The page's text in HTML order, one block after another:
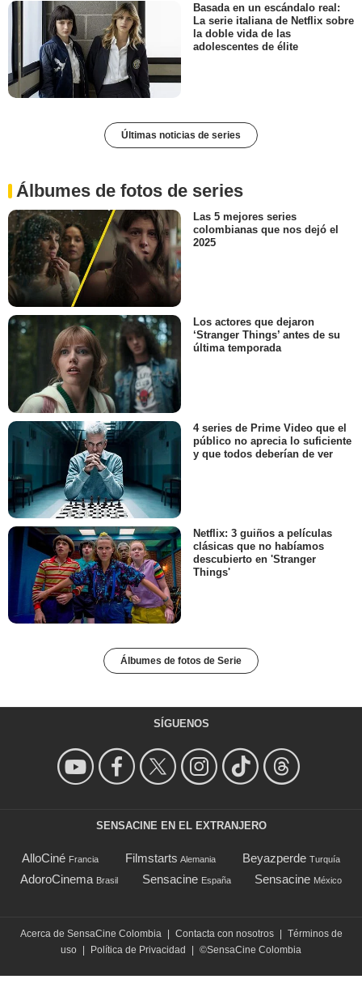
Basada en un escándalo real:
La serie italiana de Netflix sobre
la doble vida de las
adolescentes de élite
Últimas noticias de series
Álbumes de fotos de series
Las 5 mejores series
colombianas que nos dejó el
2025
Los actores que dejaron
‘Stranger Things’ antes de su
última temporada
4 series de Prime Video que el
público no aprecia lo suficiente
y que todos deberían de ver
Netflix: 3 guiños a películas
clásicas que no habíamos
descubierto en 'Stranger
Things'
Álbumes de fotos de Serie
SÍGUENOS
SENSACINE EN EL EXTRANJERO
AlloCiné Francia Filmstarts Alemania Beyazperde Turquía
AdoroCinema Brasil Sensacine España Sensacine México
Acerca de SensaCine Colombia Contacta con nosotros
Términos de
uso
Política de Privacidad ©SensaCine Colombia